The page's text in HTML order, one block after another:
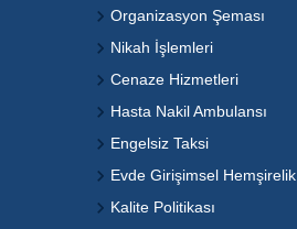
Organizasyon Şeması
Nikah İşlemleri
Cenaze Hizmetleri
Hasta Nakil Ambulansı
Engelsiz Taksi
Evde Girişimsel Hemşirelik
Kalite Politikası